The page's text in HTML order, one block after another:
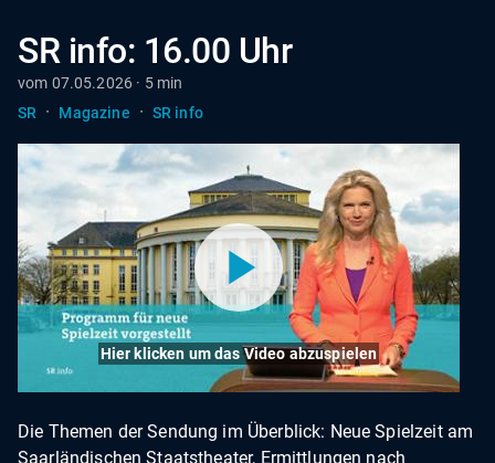
SR info: 16.00 Uhr
vom 07.05.2026 · 5 min
SR
· Magazine · SR info
Hier klicken um das Video abzuspielen
Die Themen der Sendung im Überblick: Neue Spielzeit am
Saarländischen Staatstheater, Ermittlungen nach